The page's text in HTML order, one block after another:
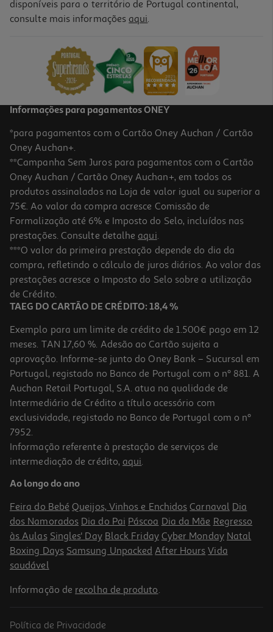
Puzzle Clementoni Greenhouse 1000 Peças
12,99 €
-25%
Puzzle Clementoni New York 3000 Peças
18.74 €/un
Price reduced from
24,99 €to
18,74 €
Promoção
-25%
Puzzle Nova Iorque Clementoni 1000 Peças
9.74 €/un
9,74 €
Promoção
disponíveis para o território de Portugal continental,
consulte mais informações aqui.
Informações para pagamentos ONEY
*para pagamentos com o Cartão Oney Auchan / Cartão
Oney Auchan+.
**Campanha Sem Juros para pagamentos com o Cartão
Oney Auchan / Cartão Oney Auchan+, em todos os
produtos assinalados na Loja de valor igual ou superior a
75€. Ao valor da compra acresce Comissão de
Formalização até 6% e Imposto do Selo, incluídos nas
prestações. Consulte detalhe aqui.
***O valor da primeira prestação depende do dia da
compra, refletindo o cálculo de juros diários. Ao valor das
prestações acresce o Imposto do Selo sobre a utilização
de Crédito.
TAEG DO CARTÃO DE CRÉDITO: 18,4 %
Exemplo para um limite de crédito de 1.500€ pago em 12
meses. TAN 17,60 %. Adesão ao Cartão sujeita a
aprovação. Informe-se junto do Oney Bank – Sucursal em
Portugal, registado no Banco de Portugal com o nº 881. A
Auchan Retail Portugal, S.A. atua na qualidade de
Intermediário de Crédito a título acessório com
exclusividade, registado no Banco de Portugal com o nº
7952.
Informação referente à prestação de serviços de
intermediação de crédito, aqui.
Ao longo do ano
Feira do Bebé Queijos, Vinhos e Enchidos Carnaval Dia
dos Namorados Dia do Pai Páscoa Dia da Mãe Regresso
às Aulas Singles' Day Black Friday Cyber Monday Natal
Boxing Days Samsung Unpacked After Hours Vida
saudável
Informação de recolha de produto.
Política de Privacidade